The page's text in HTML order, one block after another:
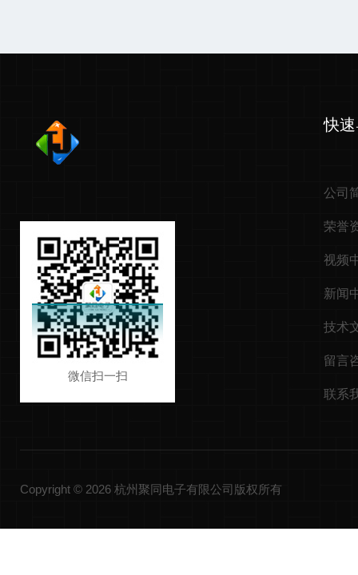
微信扫一扫
快
公司
荣誉
视频
新闻
技术
留言
联系
Copyright © 2026 杭州聚同电子有限公司版权所有